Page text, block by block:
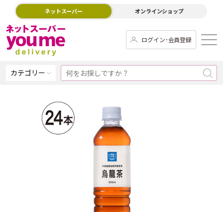
ネットスーパー オンラインショップ
ログイン･会員登録
カテゴリー